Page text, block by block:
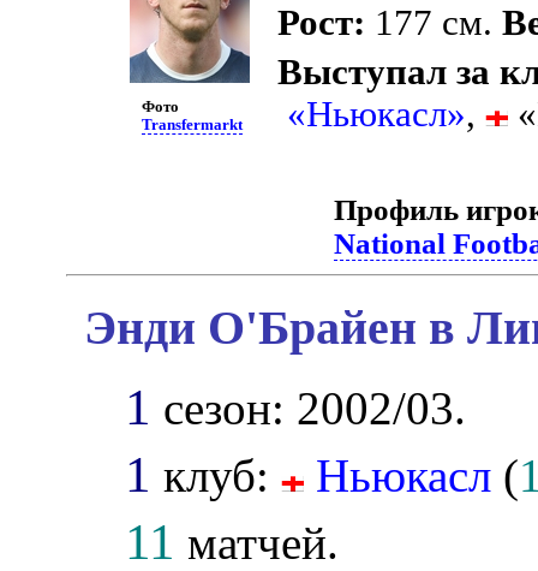
Фото
Transfermarkt
Рост: 177 см.
Выступал за
«Ньюкасл»,
Профиль
National
Энди О'Брайен в
1 сезон: 2002/03.
1 клуб: Ньюкасл (
11 матчей.